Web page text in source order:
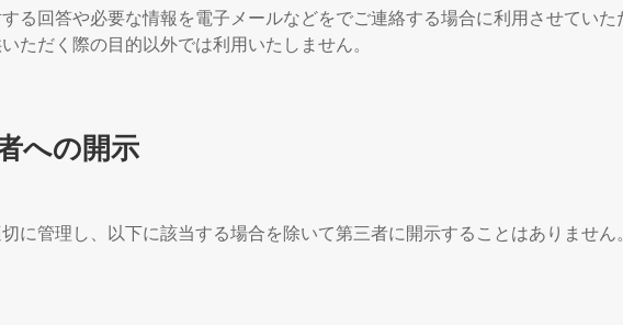
る回答や必要な情報を電子メールなどをでご連絡する場合に利用させていた
ただく際の目的以外では利用いたしません。
への開示
に管理し、以下に該当する場合を除いて第三者に開示することはありません。